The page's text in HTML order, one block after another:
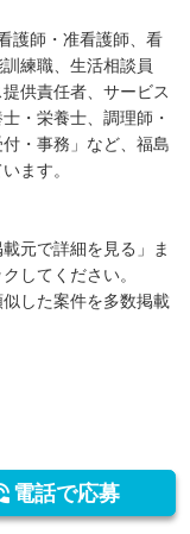
護師・准看護師、看
練職、生活相談員
供責任者、サービス
・栄養士、調理師・
・事務」など、福島
ます。
元で詳細を見る」ま
してください。
した案件を多数掲載
電話で応募